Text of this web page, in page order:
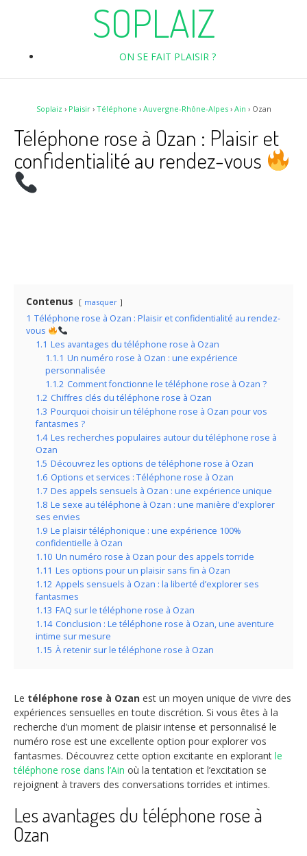
SOPLAIZ
ON SE FAIT PLAISIR ?
Soplaiz › Plaisir› Téléphone › Auvergne-Rhône-Alpes› Ain › Ozan
Téléphone rose à Ozan : Plaisir et
confidentialité au rendez-vous
Contenus masquer
1 Téléphone rose à Ozan : Plaisir et confidentialité au rendez-
vous
1.1 Les avantages du téléphone rose à Ozan
1.1.1 Un numéro rose à Ozan : une expérience
personnalisée
1.1.2 Comment fonctionne le téléphone rose à Ozan ?
1.2 Chiffres clés du téléphone rose à Ozan
1.3 Pourquoi choisir un téléphone rose à Ozan pour vos
fantasmes ?
1.4 Les recherches populaires autour du téléphone rose à
Ozan
1.5 Découvrez les options de téléphone rose à Ozan
1.6 Options et services : Téléphone rose à Ozan
1.7 Des appels sensuels à Ozan : une expérience unique
1.8 Le sexe au téléphone à Ozan : une manière d’explorer
ses envies
1.9 Le plaisir téléphonique : une expérience 100%
confidentielle à Ozan
1.10 Un numéro rose à Ozan pour des appels torride
1.11 Les options pour un plaisir sans fin à Ozan
1.12 Appels sensuels à Ozan : la liberté d’explorer ses
fantasmes
1.13 FAQ sur le téléphone rose à Ozan
1.14 Conclusion : Le téléphone rose à Ozan, une aventure
intime sur mesure
1.15 À retenir sur le téléphone rose à Ozan
Le téléphone rose à Ozan est un moyen unique de vivre des
expériences sensuelles en toute discrétion. Si vous êtes à la
recherche d’un moment de plaisir intense et personnalisé le
numéro rose est une excellente option pour explorer vos
fantasmes. Découvrez cette option excitante en explorant le
téléphone rose dans l’Ain où la tentation et l’excitation se
rejoignent à travers des conversations torrides et intimes.
Les avantages du téléphone rose à
Ozan